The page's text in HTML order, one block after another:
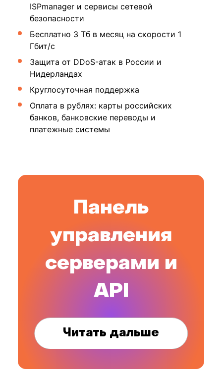
ISPmanager и сервисы сетевой
безопасности
Бесплатно 3 Тб в месяц на скорости 1
Гбит/c
Защита от DDoS-атак в России и
Нидерландах
Круглосуточная поддержка
Оплата в рублях: карты российских
банков, банковские переводы и
платежные системы
Панель
управления
серверами и
API
Читать дальше